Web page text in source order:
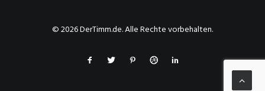
© 2026 DerTimm.de. Alle Rechte vorbehalten.